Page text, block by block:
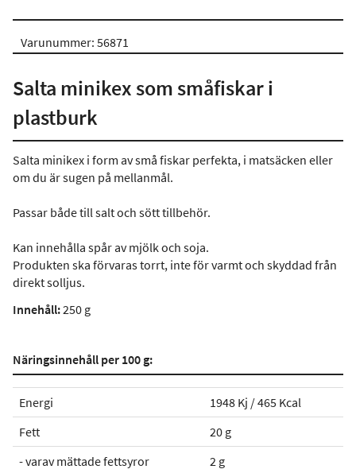
Varunummer: 56871
Salta minikex som småfiskar i
plastburk
Salta minikex i form av små fiskar perfekta, i matsäcken eller
om du är sugen på mellanmål.
Passar både till salt och sött tillbehör.
Kan innehålla spår av mjölk och soja.
Produkten ska förvaras torrt, inte för varmt och skyddad från
direkt solljus.
Innehåll:250 g
Näringsinnehåll per 100 g:
Energi
1948 Kj / 465 Kcal
Fett
20 g
- varav mättade fettsyror
2 g